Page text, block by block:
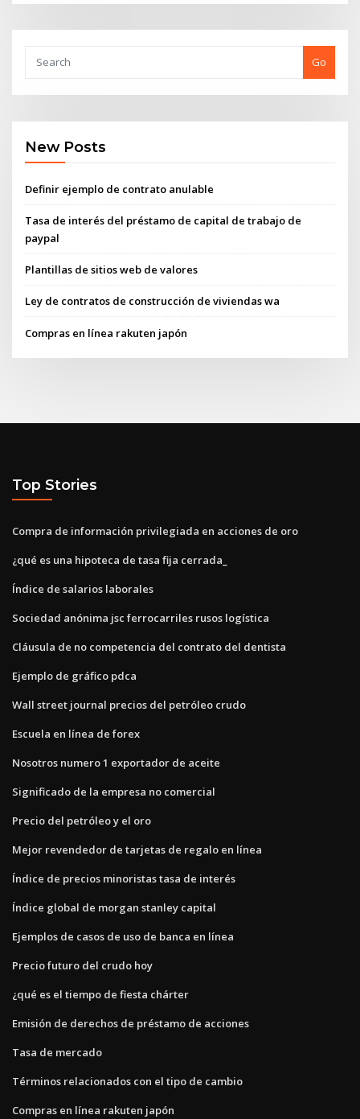
Go
New Posts
Definir ejemplo de contrato anulable
Tasa de interés del préstamo de capital de trabajo de
paypal
Plantillas de sitios web de valores
Ley de contratos de construcción de viviendas wa
Compras en línea rakuten japón
Top Stories
Compra de información privilegiada en acciones de oro
¿qué es una hipoteca de tasa fija cerrada_
Índice de salarios laborales
Sociedad anónima jsc ferrocarriles rusos logística
Cláusula de no competencia del contrato del dentista
Ejemplo de gráfico pdca
Wall street journal precios del petróleo crudo
Escuela en línea de forex
Nosotros numero 1 exportador de aceite
Significado de la empresa no comercial
Precio del petróleo y el oro
Mejor revendedor de tarjetas de regalo en línea
Índice de precios minoristas tasa de interés
Índice global de morgan stanley capital
Ejemplos de casos de uso de banca en línea
Precio futuro del crudo hoy
¿qué es el tiempo de fiesta chárter
Emisión de derechos de préstamo de acciones
Tasa de mercado
Términos relacionados con el tipo de cambio
Compras en línea rakuten japón